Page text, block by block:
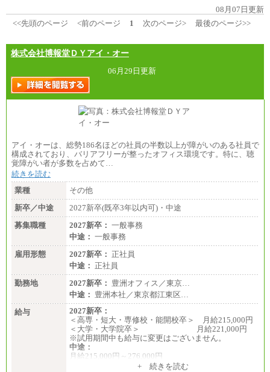
08月07日更新
<<先頭のページ
<前のページ 1 次のページ> 最後のページ>>
株式会社博報堂ＤＹアイ・オー
06月29日更新
アイ・オーは、総勢186名ほどの社員の半数以上が障がいのある社員で
構成されており、バリアフリーが整ったオフィス環境です。特に、聴
覚障がい者が多数を占めて…
続きを読む
業種
その他
新卒／中途
2027新卒(既卒3年以内可)・中途
募集職種
2027新卒： 一般事務
中途： 一般事務
雇用形態
2027新卒： 正社員
中途： 正社員
勤務地
2027新卒： 豊洲オフィス／東京…
中途： 豊洲本社／東京都江東区…
給与
2027新卒：
＜高専・短大・専修校・能開校卒＞ 月給215,000円
＜大学・大学院卒＞ 月給221,000円
※試用期間中も給与に変更はございません。
中途：
月給215,000円～276,000円
※当社規定による月給制+ 続きを読む